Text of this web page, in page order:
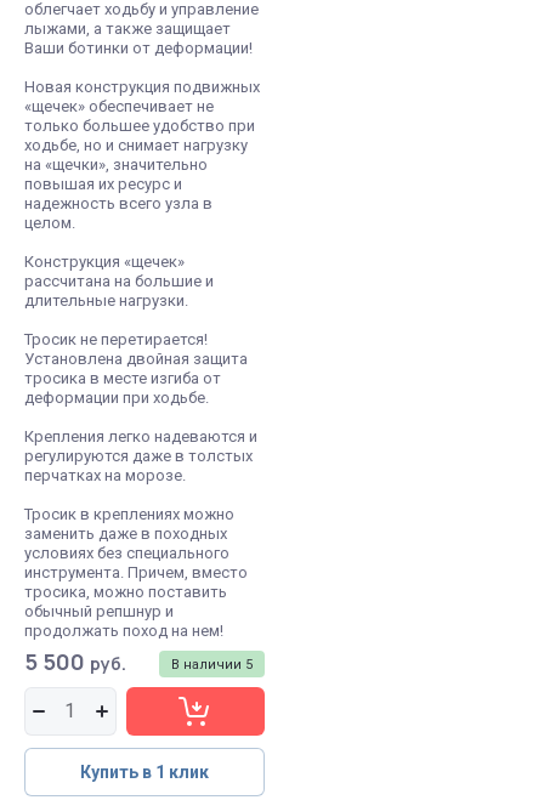
облегчает ходьбу и управление
лыжами, а также защищает
Ваши ботинки от деформации!
Новая конструкция подвижных
«щечек» обеспечивает не
только большее удобство при
ходьбе, но и снимает нагрузку
на «щечки», значительно
повышая их ресурс и
надежность всего узла в
целом.
Конструкция «щечек»
рассчитана на большие и
длительные нагрузки.
Тросик не перетирается!
Установлена двойная защита
тросика в месте изгиба от
деформации при ходьбе.
Крепления легко надеваются и
регулируются даже в толстых
перчатках на морозе.
Тросик в креплениях можно
заменить даже в походных
условиях без специального
инструмента. Причем, вместо
тросика, можно поставить
обычный репшнур и
продолжать поход на нем!
В наличии 5
5 500 руб.
Купить в 1 клик